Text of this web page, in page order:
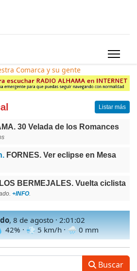
Comarca y su gente
Listar más
30 Velada de los Romances
FORNES. Ver eclipse en Mesa
LOS BERMEJALES. Vuelta ciclista
+INFO.
, 8 de agosto · 2:01:04
42% · 💨 5 km/h · 🌧 0 mm
Buscar